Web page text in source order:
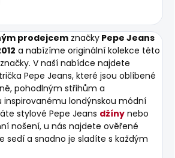
prodejcem značky Pepe Jeans
a nabízíme originální kolekce této
V naší nabídce najdete
Pepe Jeans, které jsou oblíbené
pohodlným střihům a
londýnskou módní
stylové Pepe Jeans džíny nebo
nošení, u nás najdete ověřené
sedí a snadno je sladíte s každým